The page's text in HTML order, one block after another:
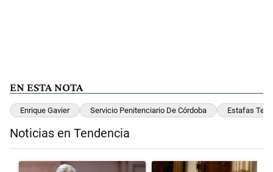
EN ESTA NOTA
Enrique Gavier Servicio Penitenciario De Córdoba Estafas
Noticias en Tendencia
Un artículo de tendencia con el título "Las incosistencias de
Un artículo de tendencia con el